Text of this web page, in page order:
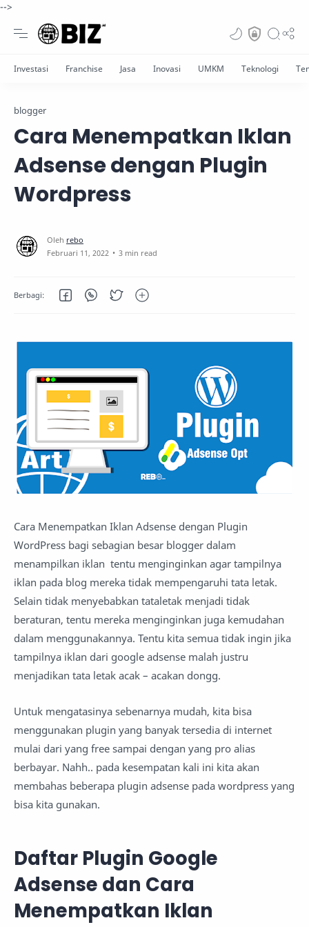
-->
blogger
Cara Menempatkan Iklan
Adsense dengan Plugin
Wordpress
3 min read
Cara Menempatkan Iklan Adsense dengan Plugin
WordPress bagi sebagian besar blogger dalam
menampilkan iklan tentu menginginkan agar tampilnya
iklan pada blog mereka tidak mempengaruhi tata letak.
Selain tidak menyebabkan tataletak menjadi tidak
beraturan, tentu mereka menginginkan juga kemudahan
dalam menggunakannya. Tentu kita semua tidak ingin jika
tampilnya iklan dari google adsense malah justru
menjadikan tata letak acak – acakan dongg.
Untuk mengatasinya sebenarnya mudah, kita bisa
menggunakan plugin yang banyak tersedia di internet
mulai dari yang free sampai dengan yang pro alias
berbayar. Nahh.. pada kesempatan kali ini kita akan
membahas beberapa plugin adsense pada wordpress yang
bisa kita gunakan.
Daftar Plugin Google
Adsense dan Cara
Menempatkan Iklan